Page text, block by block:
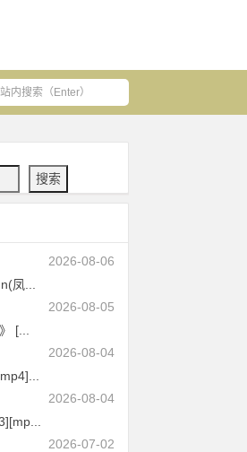
搜索
2026-08-06
凤...
2026-08-05
[...
2026-08-04
2026-08-04
2026-07-02